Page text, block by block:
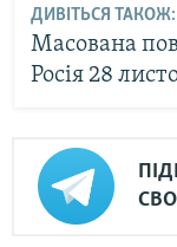
ДИВІТЬСЯ ТАКОЖ:
Масована
Росія 28